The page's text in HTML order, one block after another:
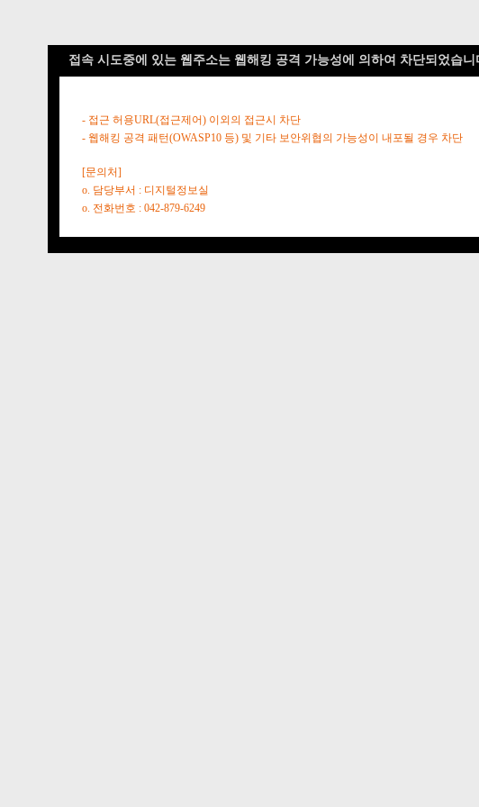
접속 시도중에 있는 웹주소는 웹해킹 공격 가능성에 의하여 차단되었습니
- 접근 허용URL(접근제어) 이외의 접근시 차단
- 웹해킹 공격 패턴(OWASP10 등) 및 기타 보안위협의 가능성이 내포될 경우 차단
[문의처]
o. 담당부서 : 디지털정보실
o. 전화번호 : 042-879-6249